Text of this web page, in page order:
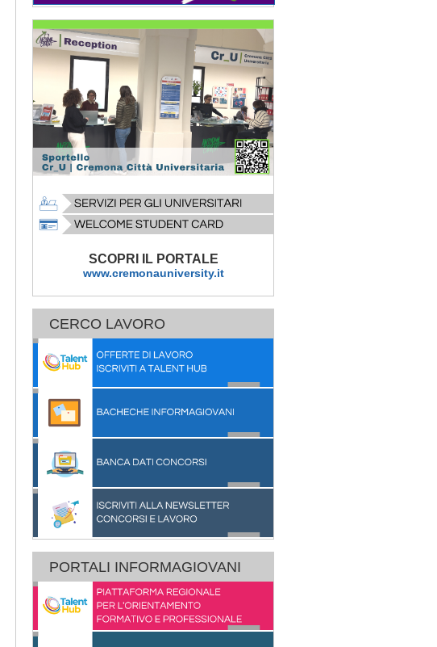
SCOPRI IL PORTALE
www.cremonauniversity.it
CERCO LAVORO
PORTALI INFORMAGIOVANI